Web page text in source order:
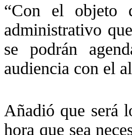
“Con el objeto
administrativo
se podrán
audiencia con el
Añadió que será
hora que sea